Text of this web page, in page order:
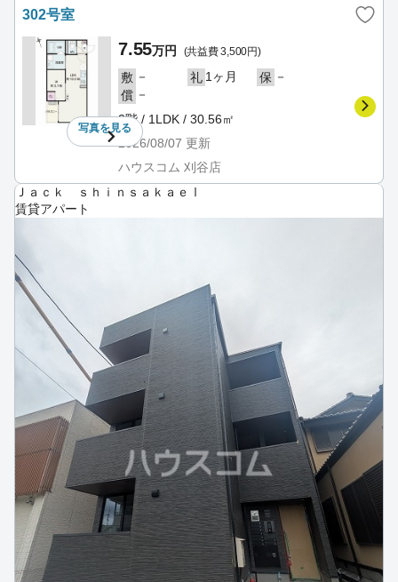
302号室
写真を見る
7.55万円 (共益費 3,500円)
敷 － 礼 1ヶ月 保 －
償 －
3階 / 1LDK / 30.56㎡
2026/08/07 更新
ハウスコム 刈谷店
Ｊａｃｋ ｓｈｉｎｓａｋａｅⅠ
賃貸アパート